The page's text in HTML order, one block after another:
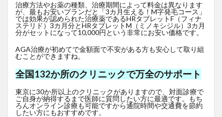
治療方法やお薬の種類、治療期間によって料金は異なります
が、最もお安いプランだと「3カ月生える！M字発毛コース」
では効果が認められた治療薬であるHRタブレットF （フィナ
ステリド）3カ月分とHRタブレットM（ミノキシジル）3カ月
分がセットになって10,000円という非常にお安い価格です。
AGA治療が初めてで金額面で不安がある方も安心して取り組
むことができますね。
全国132か所のクリニックで万全のサポート
東京に30か所以上のクリニックがありますので、対面診療で
ご自身が納得するまで医師に質問したい方に最適です。もち
ろんオンライン診療も可能ですから通院時間や交通費を節約
したい方にもおすすめです。